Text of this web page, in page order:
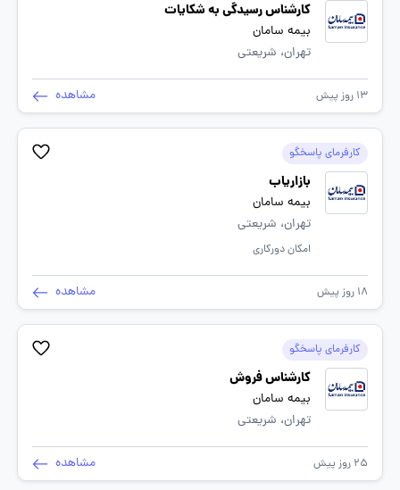
کارشناس رسیدگی به شکایات
بیمه سامان
تهران، شریعتی
13 روز پیش مشاهده
کارفرمای پاسخگو
بازاریاب
بیمه سامان
تهران، شریعتی
امکان دورکاری
18 روز پیش مشاهده
کارفرمای پاسخگو
کارشناس فروش
بیمه سامان
تهران، شریعتی
25 روز پیش مشاهده